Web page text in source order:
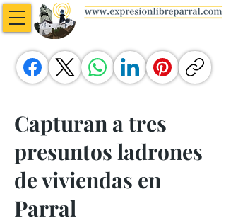
Capturan a tres
presuntos ladrones
de viviendas en
Parral